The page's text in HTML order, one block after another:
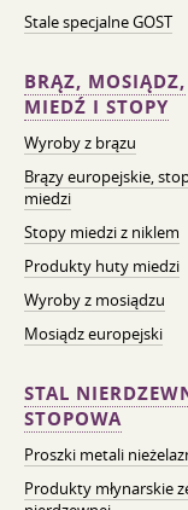
Stale specjalne GOST
BRĄZ, MOSIĄDZ,
MIEDŹ I STOPY
Wyroby z brązu
Brązy europejskie,
miedzi
Stopy miedzi z niklem
Produkty huty miedzi
Wyroby z mosiądzu
Mosiądz europejski
STAL
STOPOWA
Proszki metali
Produkty młynarskie